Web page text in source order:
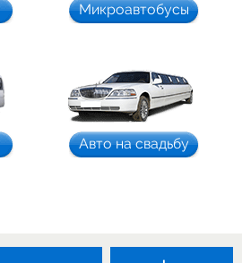
Микроавтобусы
Авто на свадьбу